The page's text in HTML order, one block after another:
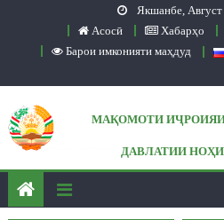
Якшанбе,
Асосӣ
Хабарҳо
Барои имконияти маҳдуд
МАҚОМОТИ
ДАВЛАТИИ